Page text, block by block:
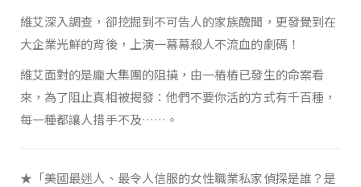
維艾深入調查，卻挖掘到不可告人的家族醜聞，更發覺到在
大企業光鮮的背後，上演一幕幕殺人不流血的劇碼！
維艾面對的是龐大集團的阻撓，由一樁樁已發生的命案看
來，為了阻止真相被揭發：他們不要你活的方式有千百種，
每一種都讓人措手不及……。
★「美國最迷人、最令人信服的女性職業私家偵探是誰？是